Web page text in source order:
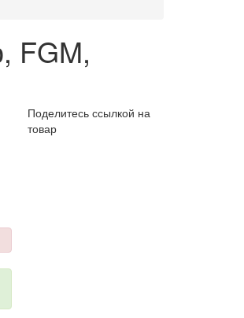
FGM,
Поделитесь ссылкой на
товар